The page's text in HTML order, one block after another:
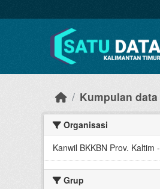
Kumpulan data
Organisasi
Kanwil BKKBN Prov. Kaltim -
Grup